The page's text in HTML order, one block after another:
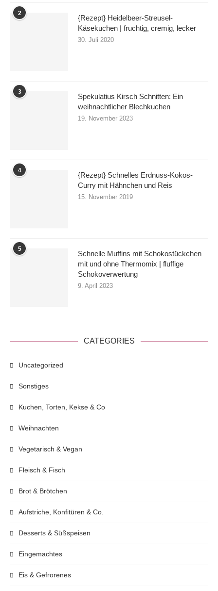
2
{Rezept} Heidelbeer-Streusel-
Käsekuchen | fruchtig, cremig, lecker
30. Juli 2020
3
Spekulatius Kirsch Schnitten: Ein
weihnachtlicher Blechkuchen
19. November 2023
4
{Rezept} Schnelles Erdnuss-Kokos-
Curry mit Hähnchen und Reis
15. November 2019
5
Schnelle Muffins mit Schokostückchen
mit und ohne Thermomix | fluffige
Schokoverwertung
9. April 2023
CATEGORIES
Uncategorized
Sonstiges
Kuchen, Torten, Kekse & Co
Weihnachten
Vegetarisch & Vegan
Fleisch & Fisch
Brot & Brötchen
Aufstriche, Konfitüren & Co.
Desserts & Süßspeisen
Eingemachtes
Eis & Gefrorenes